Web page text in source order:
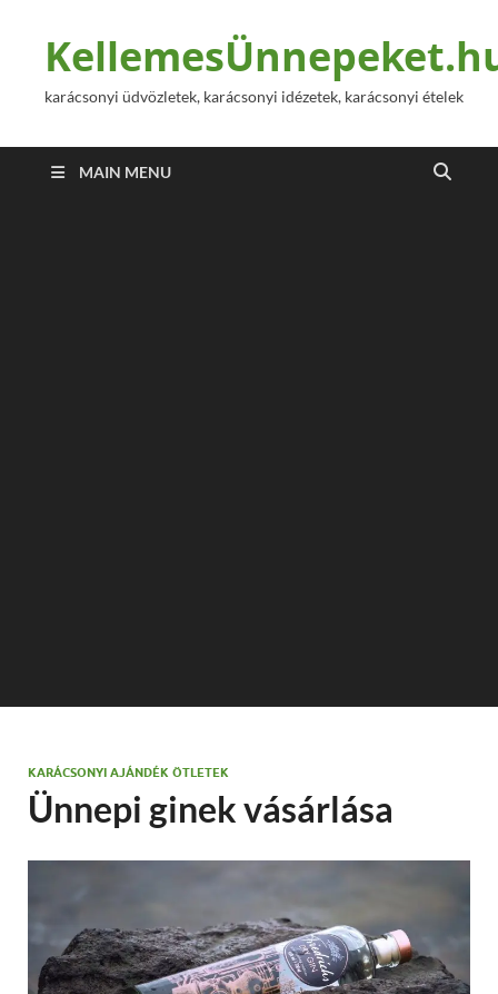
karácsonyi üdvözletek, karácsonyi idézetek, karácsonyi ételek
MAIN MENU
KARÁCSONYI AJÁNDÉK ÖTLETEK
Ünnepi ginek vásárlása